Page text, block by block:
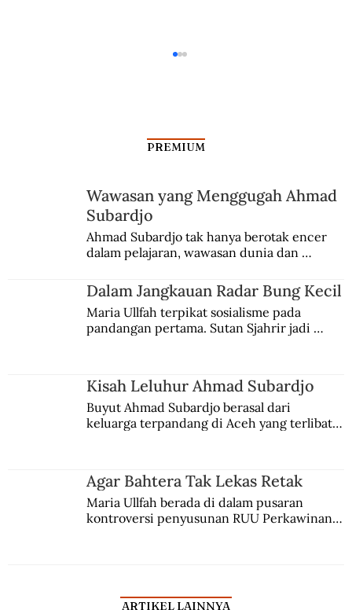
Kepulauan Natuna Pada Masa Kuno
PREMIUM
Wawasan yang Menggugah Ahmad
Subardjo
Ahmad Subardjo tak hanya berotak encer
dalam pelajaran, wawasan dunia dan
Jules Verne, Multatuli, hingga Sun Yat-sen.
Dalam Jangkauan Radar Bung Kecil
Maria Ullfah terpikat sosialisme pada
pandangan pertama. Sutan Sjahrir jadi
Kisah Leluhur Ahmad Subardjo
Buyut Ahmad Subardjo berasal dari
keluarga terpandang di Aceh yang terlibat
Agar Bahtera Tak Lekas Retak
Maria Ullfah berada di dalam pusaran
kontroversi penyusunan RUU Perkawinan.
ARTIKEL LAINNYA